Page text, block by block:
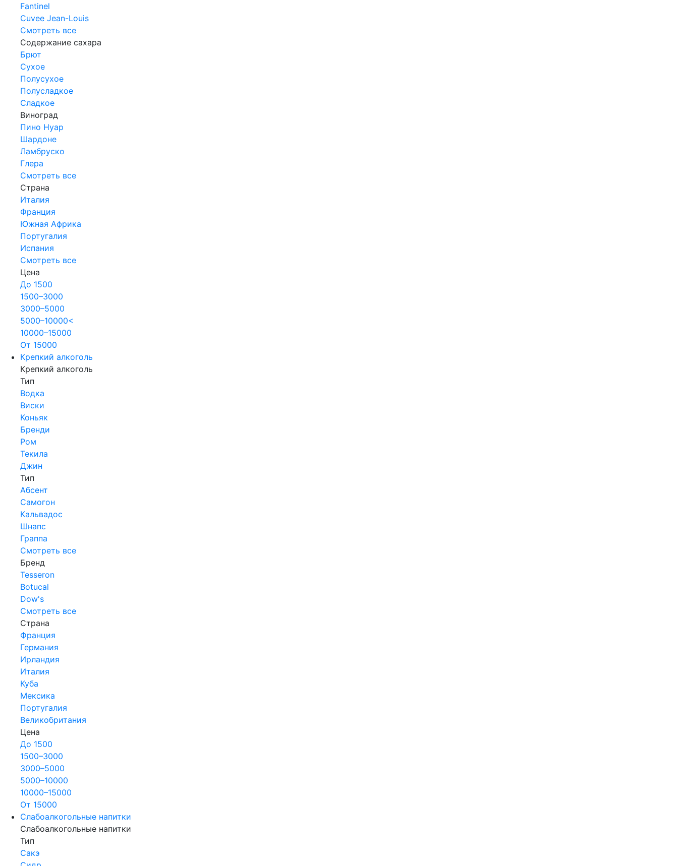
Fantinel
Cuvee Jean-Louis
Смотреть все
Содержание сахара
Брют
Сухое
Полусухое
Полусладкое
Сладкое
Виноград
Пино Нуар
Шардоне
Ламбруско
Глера
Смотреть все
Страна
Италия
Франция
Южная Африка
Португалия
Испания
Смотреть все
Цена
До 1500
1500–3000
3000–5000
5000–10000<
10000–15000
От 15000
Крепкий алкоголь
Крепкий алкоголь
Тип
Водка
Виски
Коньяк
Бренди
Ром
Текила
Джин
Тип
Абсент
Самогон
Кальвадос
Шнапс
Граппа
Смотреть все
Бренд
Tesseron
Botucal
Dow's
Смотреть все
Страна
Франция
Германия
Ирландия
Италия
Куба
Мексика
Португалия
Великобритания
Цена
До 1500
1500–3000
3000–5000
5000–10000
10000–15000
От 15000
Слабоалкогольные напитки
Слабоалкогольные напитки
Тип
Сакэ